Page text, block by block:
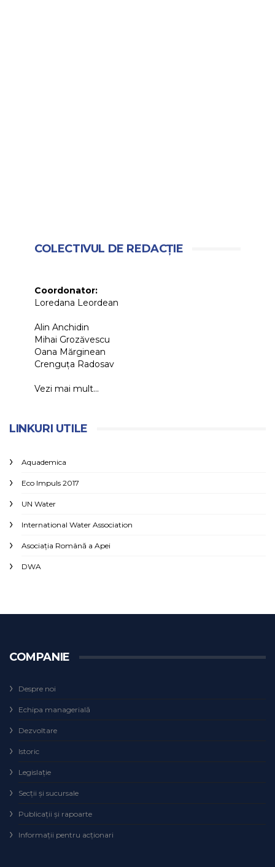
COLECTIVUL DE REDACȚIE
Coordonator:
Loredana Leordean
Alin Anchidin
Mihai Grozăvescu
Oana Mărginean
Crenguța Radosav
Vezi mai mult...
LINKURI UTILE
Aquademica
Eco Impuls 2017
UN Water
International Water Association
Asociaţia Română a Apei
DWA
COMPANIE
Despre noi
Echipa managerială
Dezvoltare
Istoric
Legislaţie
Secţii şi sucursale
Publicații și rapoarte
Informații pentru acționari